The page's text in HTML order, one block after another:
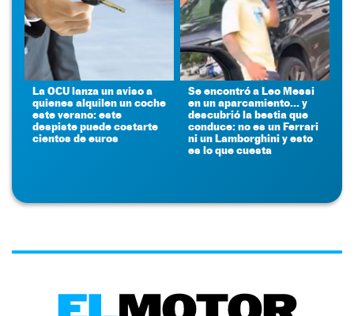
La OCU lanza un aviso a
quienes alquilen un coche
este verano: este
despiste puede costarte
cientos de euros
Se encontró a Leo Messi
en un aparcamiento... y
descubrió la bestia que
conduce: no es un Ferrari
ni un Lamborghini y esto
es lo que cuesta